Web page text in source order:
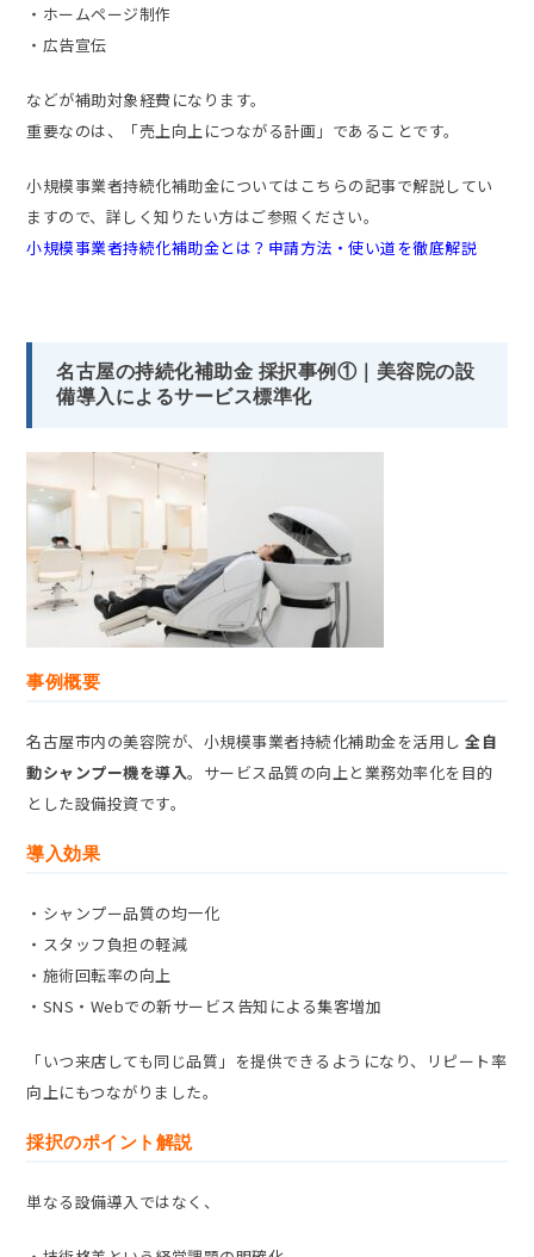
・ホームページ制作
・広告宣伝
などが補助対象経費になります。
重要なのは、「売上向上につながる計画」であることです。
小規模事業者持続化補助金についてはこちらの記事で解説してい
ますので、詳しく知りたい方はご参照ください。
小規模事業者持続化補助金とは？申請方法・使い道を徹底解説
名古屋の持続化補助金 採択事例①｜美容院の設
備導入によるサービス標準化
事例概要
名古屋市内の美容院が、小規模事業者持続化補助金を活用し全自
動シャンプー機を導入。サービス品質の向上と業務効率化を目的
とした設備投資です。
導入効果
・シャンプー品質の均一化
・スタッフ負担の軽減
・施術回転率の向上
・SNS・Webでの新サービス告知による集客増加
「いつ来店しても同じ品質」を提供できるようになり、リピート率
向上にもつながりました。
採択のポイント解説
単なる設備導入ではなく、